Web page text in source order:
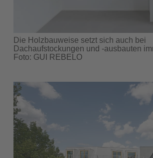
Die Holzbauweise setzt sich auch bei
Dachaufstockungen und -ausbauten
Foto: GUI REBELO